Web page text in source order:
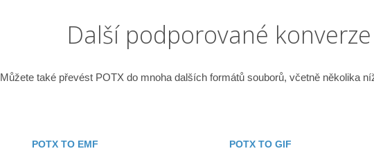
Další podporované konverze
Můžete také převést POTX do mnoha dalších formátů souborů, včetně několika
POTX TO EMF POTX TO GIF